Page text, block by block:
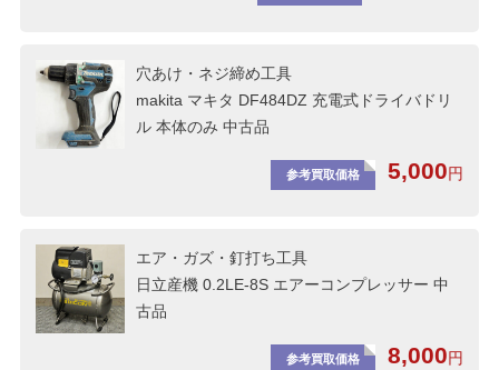
穴あけ・ネジ締め工具
makita マキタ DF484DZ 充電式ドライバドリ
ル 本体のみ 中古品
参考買取価格 5,000円
エア・ガズ・釘打ち工具
日立産機 0.2LE-8S エアーコンプレッサー 中
古品
参考買取価格 8,000円